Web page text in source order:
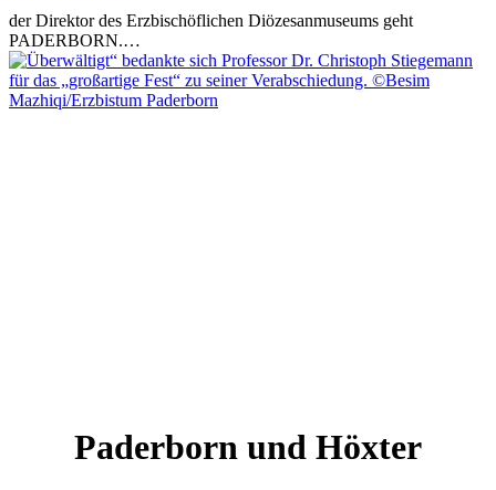
der Direktor des Erzbischöflichen Diözesanmuseums geht
PADERBORN.…
Paderborn und Höxter